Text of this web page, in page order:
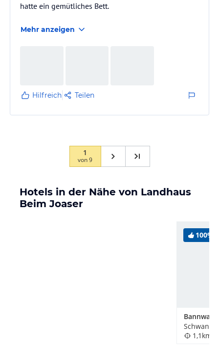
hatte ein gemütliches Bett.
Mehr anzeigen
Hilfreich Teilen
1
von9
Hotels in der Nähe von Landhaus
Beim Joaser
100%
1,1km